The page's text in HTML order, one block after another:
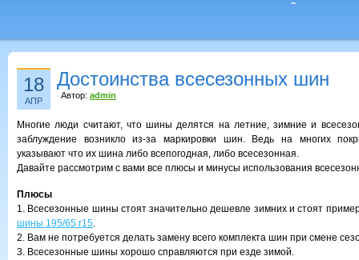
Существует
18
АПР
Достоинства всесезонных шин
Автор: admin
Многие люди считают, что шины делятся на летние, зимние и
заблуждение возникло из-за маркировки шин. Ведь на многих
указывают что их шина либо всепогодная, либо всесезонная.
Давайте рассмотрим с вами все плюсы и минусы использования
Плюсы
1. Всесезонные шины стоят значительно дешевле зимних и стоят
шины 195/65 r15.
2. Вам не потребуется делать замену всего комплекта шин при смене
3. Всесезонные шины хорошо справляются при езде зимой.